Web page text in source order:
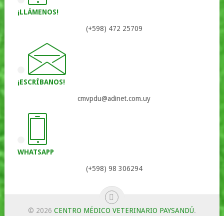
¡LLÁMENOS!
(+598) 472 25709
¡ESCRÍBANOS!
cmvpdu@adinet.com.uy
WHATSAPP
(+598) 98 306294
© 2026 CENTRO MÉDICO VETERINARIO PAYSANDÚ.